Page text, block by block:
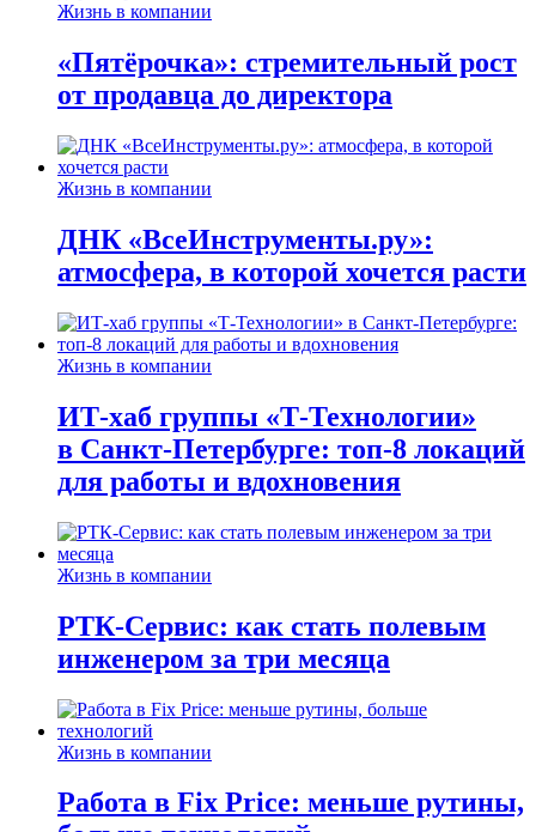
Жизнь в компании
«Пятёрочка»: стремительный рост
от продавца до директора
Жизнь в компании
ДНК «ВсеИнструменты.ру»:
атмосфера, в которой хочется расти
Жизнь в компании
ИТ-хаб группы «Т-Технологии»
в Санкт-Петербурге: топ-8 локаций
для работы и вдохновения
Жизнь в компании
РТК-Сервис: как стать полевым
инженером за три месяца
Жизнь в компании
Работа в Fix Price: меньше рутины,